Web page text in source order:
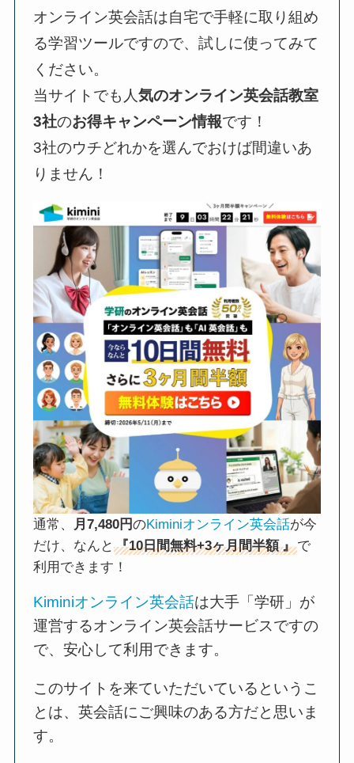
オンライン英会話は自宅で手軽に取り組め
る学習ツールですので、試しに使ってみて
ください。
当サイトでも人気のオンライン英会話教室
3社のお得キャンペーン情報です！
3社のウチどれかを選んでおけば間違いあ
りません！
通常、 月7,480円のKiminiオンライン英会話が今
だけ、なんと『10日間無料+3ヶ月間半額 』で
利用できます！
Kiminiオンライン英会話は大手「学研」が
運営するオンライン英会話サービスですの
で、安心して利用できます。
このサイトを来ていただいているというこ
とは、英会話にご興味のある方だと思いま
す。